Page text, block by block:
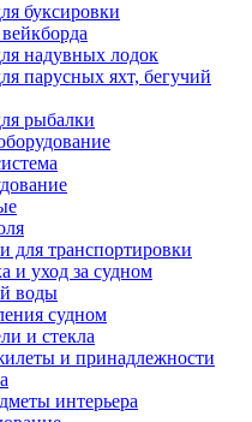
буксировки
надувных лодок
парусных яхт, бегучий
рыбалки
для транспортировки
и уход за судном
воды
судном
и стекла
и принадлежности
интерьера